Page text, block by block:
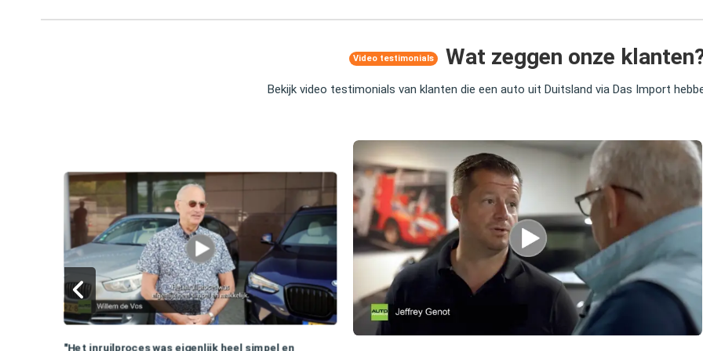
Video testimonials Wat zeggen onze
Bekijk video testimonials van klanten die een auto uit Duitsland via Das Import
"Het inruilproces was eigenlijk heel simpel en